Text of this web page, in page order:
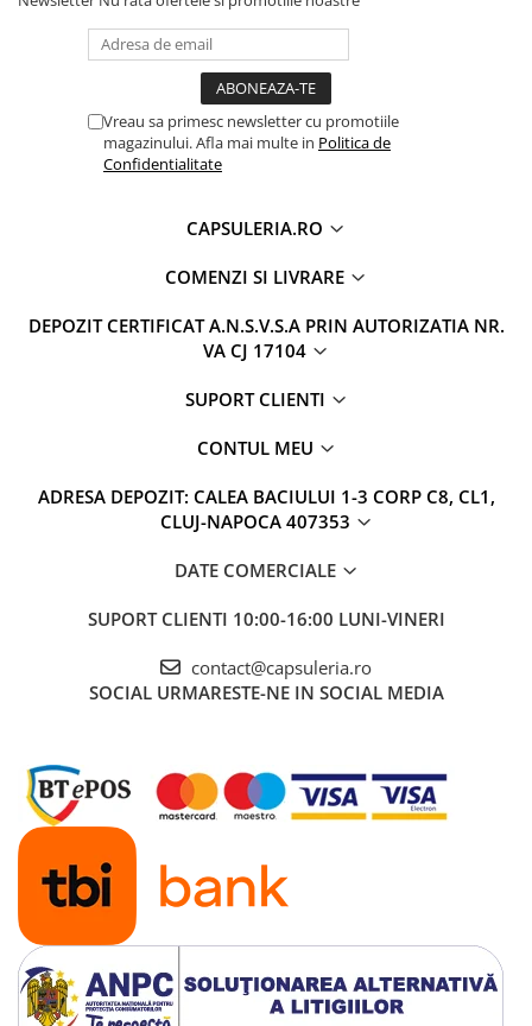
Vreau sa primesc newsletter cu promotiile
magazinului. Afla mai multe in Politica de
Confidentialitate
CAPSULERIA.RO
COMENZI SI LIVRARE
DEPOZIT CERTIFICAT A.N.S.V.S.A PRIN AUTORIZATIA NR.
VA CJ 17104
SUPORT CLIENTI
CONTUL MEU
ADRESA DEPOZIT: CALEA BACIULUI 1-3 CORP C8, CL1,
CLUJ-NAPOCA 407353
DATE COMERCIALE
SUPORT CLIENTI 10:00-16:00 LUNI-VINERI
contact@capsuleria.ro
SOCIAL URMARESTE-NE IN SOCIAL MEDIA